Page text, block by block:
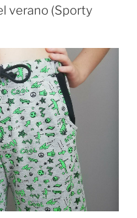
verano (Sporty